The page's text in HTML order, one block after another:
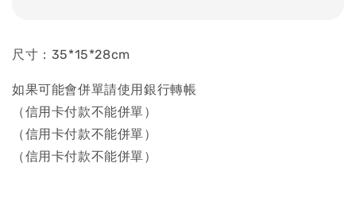
尺寸：35*15*28cm
如果可能會併單請使用銀行轉帳
（信用卡付款不能併單）
（信用卡付款不能併單）
（信用卡付款不能併單）